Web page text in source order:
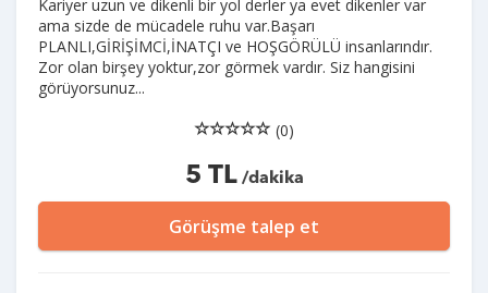
Kariyer uzun ve dikenli bir yol derler ya evet dikenler var
ama sizde de mücadele ruhu var.Başarı
PLANLI,GİRİŞİMCİ,İNATÇI ve HOŞGÖRÜLÜ insanlarındır.
Zor olan birşey yoktur,zor görmek vardır. Siz hangisini
görüyorsunuz...
(0)
5 TL/dakika
Görüşme talep et